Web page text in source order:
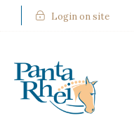
Login on site